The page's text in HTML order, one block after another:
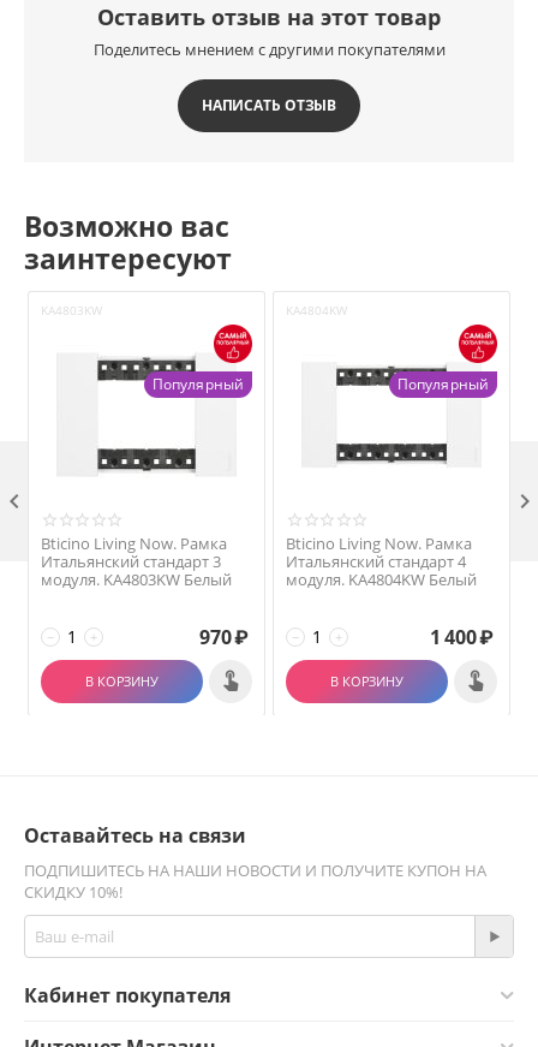
Оставить отзыв на этот товар
Поделитесь мнением с другими покупателями
НАПИСАТЬ ОТЗЫВ
Возможно вас
заинтересуют
KA4803KW
Популярный
Bticino Living Now. Рамка
Итальянский стандарт 3
модуля. KA4803KW Белый
+
− 970₽
В КОРЗИНУ
KA4804KW
Популярный
Bticino Living Now. Рамка
Итальянский стандарт 4
модуля. KA4804KW Белый
+
− 1 400₽
В КОРЗИНУ
 
Оставайтесь на связи
ПОДПИШИТЕСЬ НА НАШИ НОВОСТИ И ПОЛУЧИТЕ КУПОН НА
СКИДКУ 10%!
Кабинет покупателя